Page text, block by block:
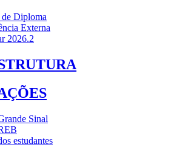
Diploma
Externa
2026.2
Sinal
estudantes